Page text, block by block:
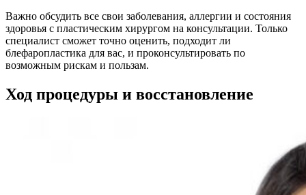
Важно обсудить все свои заболевания, аллергии и состояния
здоровья с пластическим хирургом на консультации. Только
специалист сможет точно оценить, подходит ли
блефаропластика для вас, и проконсультировать по
возможным рискам и пользам.
Ход процедуры и восстановление